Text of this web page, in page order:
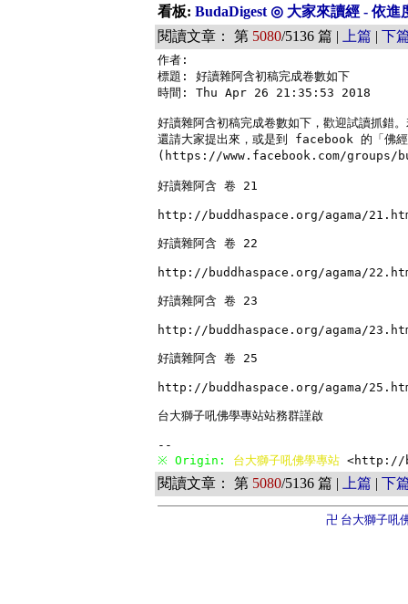
看板: BudaDigest ◎ 大家來讀經 - 依進
閱讀文章： 第 5080/5136 篇 | 上篇 | 下
作者:
標題: 好讀雜阿含初稿完成卷數如下
時間: Thu Apr 26 21:35:53 2018
好讀雜阿含初稿完成卷數如下，歡迎試讀抓錯
還請大家提出來，或是到 facebook 的「佛經
(https://www.facebook.com/groups/
好讀雜阿含 卷 21
http://buddhaspace.org/agama/
好讀雜阿含 卷 22
http://buddhaspace.org/agama/
好讀雜阿含 卷 23
http://buddhaspace.org/agama/
好讀雜阿含 卷 25
http://buddhaspace.org/agama/
台大獅子吼佛學專站站務群謹啟
※ Origin: 台大獅子吼佛學專站 <http://
閱讀文章： 第 5080/5136 篇 | 上篇 | 下
卍 台大獅子吼